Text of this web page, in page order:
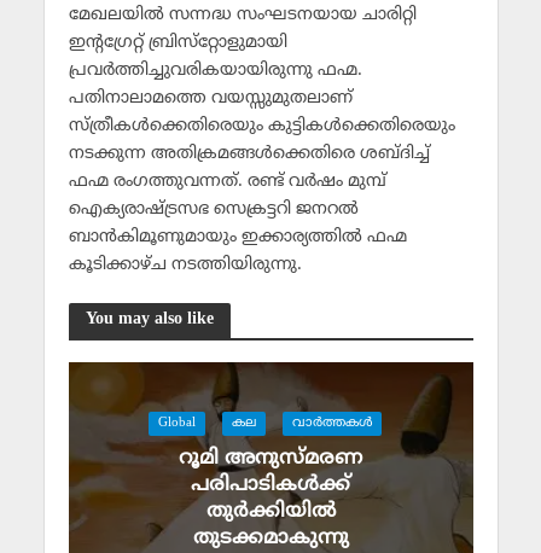
മേഖലയില്‍ സന്നദ്ധ സംഘടനയായ ചാരിറ്റി
ഇന്റഗ്രേറ്റ് ബ്രിസ്‌റ്റോളുമായി
പ്രവര്‍ത്തിച്ചുവരികയായിരുന്നു ഫഹ്മ.
പതിനാലാമത്തെ വയസ്സുമുതലാണ്
സ്ത്രീകള്‍ക്കെതിരെയും കുട്ടികള്‍ക്കെതിരെയും
നടക്കുന്ന അതിക്രമങ്ങള്‍ക്കെതിരെ ശബ്ദിച്ച്
ഫഹ്മ രംഗത്തുവന്നത്. രണ്ട് വര്‍ഷം മുമ്പ്
ഐക്യരാഷ്ട്രസഭ സെക്രട്ടറി ജനറല്‍
ബാന്‍കിമൂണുമായും ഇക്കാര്യത്തില്‍ ഫഹ്മ
കൂടിക്കാഴ്ച നടത്തിയിരുന്നു.
You may also like
Global കല വാര്‍ത്തകള്‍
റൂമി അനുസ്മരണ
പരിപാടികൾക്ക്
തുർക്കിയിൽ
തുടക്കമാകുന്നു